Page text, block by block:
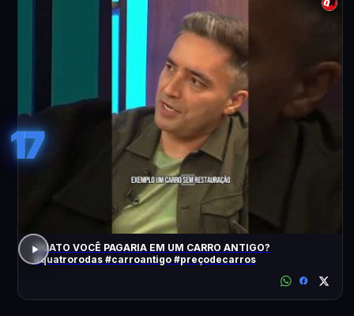
17
QUATO VOCÊ PAGARIA EM UM CARRO ANTIGO?
#quatrorodas #carroantigo #preçodecarros